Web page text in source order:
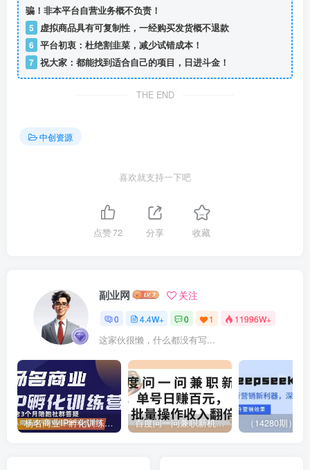
骗！非本平台自营业务概不负责！
5
虚拟商品具有可复制性，一经购买发货概不退款
6 平台初衷：杜绝割韭菜，减少试错成本！
7 祝大家：都能找到适合自己的项目，日进斗金！
THE END
中创资源
喜欢就支持一下吧
点赞72 分享 收藏
副业网 关注
0 4.4W+ 0 1 11996W+
这家伙很懒，什么都没有写...
杨名商业IP孵化训练营，从商业到内容到转化一站式学 价值5980元 百度问一问兼职新机遇，单号日赚百元，批量操作收入翻倍